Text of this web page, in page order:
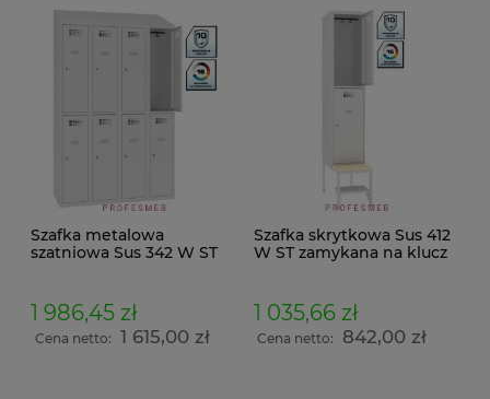
Szafka metalowa
szatniowa Sus 342 W ST
daszkiem wymiar
200x120x50cm
1 986,45 zł
Cena netto: 1 615,00 zł
Szafka skrytkowa Sus 412
W ST zamykana na klucz
pomieszczeń socjalnych
219x40x74,5cm
1 035,66 zł
Cena netto: 842,00 zł